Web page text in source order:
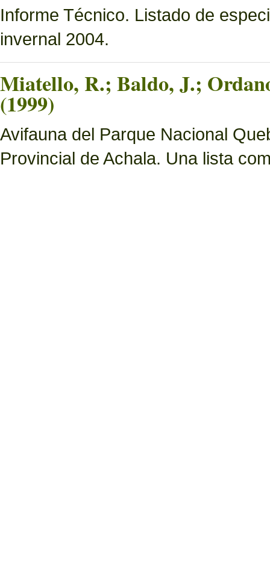
Informe Técnico. Listado de
invernal 2004.
Miatello, R.; Baldo, J.;
(1999)
Avifauna del Parque Nacional
Provincial de Achala. Una lista